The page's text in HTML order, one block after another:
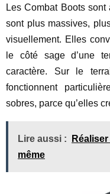
Les Combat Boots
sont plus massives,
visuellement. Elles
le côté sage d’une
caractère. Sur le
fonctionnent
sobres, parce qu’elles
Lire aussi :
même